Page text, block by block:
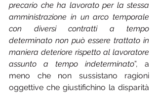
precario che ha lavorato per la stessa
amministrazione in un arco temporale
con diversi contratti a tempo
determinato non può essere trattato in
maniera deteriore rispetto al lavoratore
assunto a tempo indeterminato”, a
meno che non sussistano ragioni
oggettive che giustifichino la disparità